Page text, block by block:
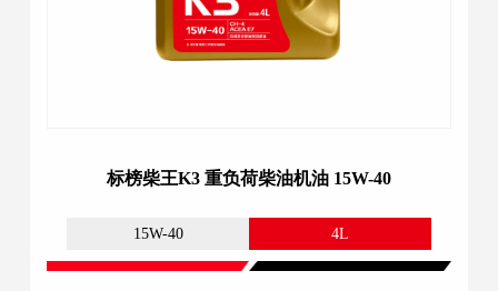
标榜柴王K3 重负荷柴油机油 15W-40
15W-40 4L